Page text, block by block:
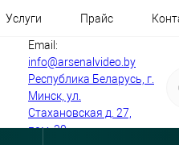
Услуги Прайс
Email:
info@arsenalvideo.by
Республика Беларусь, г.
Минск, ул.
Стахановская д. 27,
пом. 30